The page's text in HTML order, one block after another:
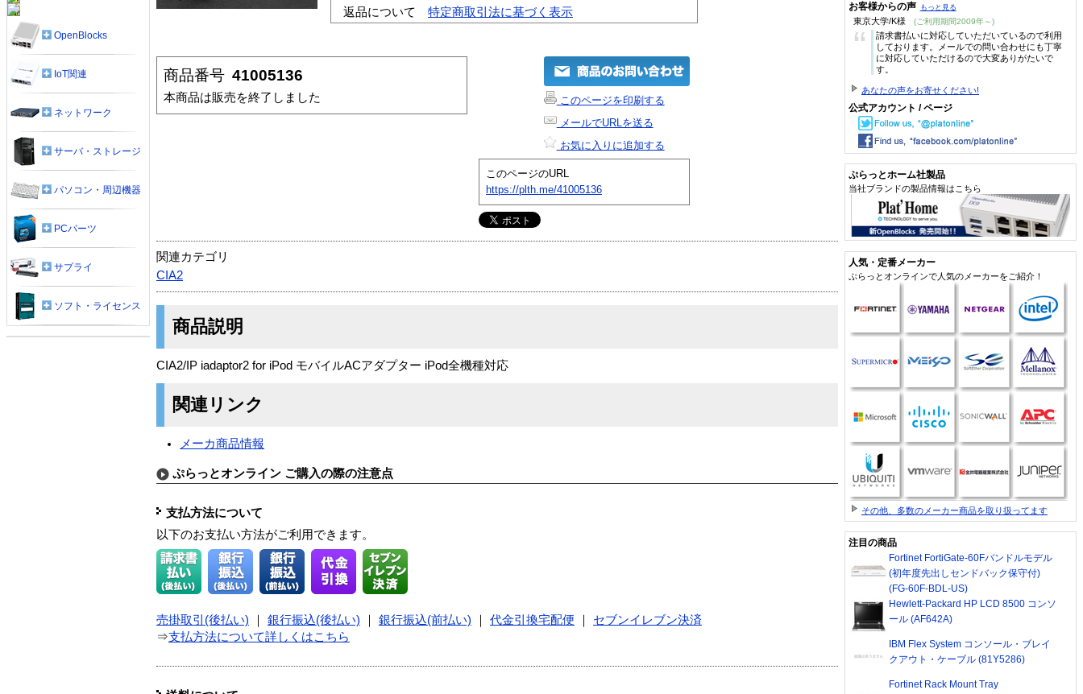
返品について
特定商取引法に基づく表示
商品番号 41005136
本商品は販売を終了しました
このページを印刷する
メールでURLを送る
お気に入りに追加する
このページのURL
https://plth.me/41005136
関連カテゴリ
CIA2
商品説明
CIA2/IP iadaptor2 for iPod モバイルACアダプター iPod全機種対応
関連リンク
メーカ商品情報
ぷらっとオンライン ご購入の際の注意点
支払方法について
以下のお支払い方法がご利用できます。
売掛取引(後払い) 銀行振込(後払い) 銀行振込(前払い) 代金引換宅配便
セブンイレブン決済
⇒支払方法について詳しくはこちら
OpenBlocks
IoT関連
ネットワーク
サーバ・ストレージ
パソコン・周辺機器
PCパーツ
サプライ
ソフト・ライセンス
お客様からの声 もっと見る
東京大学/K様 (ご利用期間2009年～)
“
請求書払いに対応していただいているので利用
しております。メールでの問い合わせにも丁寧
に対応していただけるので大変ありがたいで
す。
あなたの声をお寄せください!
公式アカウント / ページ
ぷらっとホーム社製品
当社ブランドの製品情報はこちら
人気・定番メーカー
ぷらっとオンラインで人気のメーカーをご紹介！
その他、多数のメーカー商品を取り扱ってます
注目の商品
Fortinet FortiGate-60Fバンドルモデル
(初年度先出しセンドバック保守付)
(FG-60F-BDL-US)
Hewlett-Packard HP LCD 8500 コンソ
ール (AF642A)
IBM Flex System コンソール・ブレイ
クアウト・ケーブル (81Y5286)
Fortinet Rack Mount Tray